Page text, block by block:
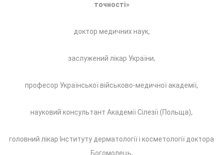
точності»
доктор медичних наук,
заслужений лікар України,
професор Української військово-медичної академії,
науковий консультант Академії Сілезії (Польща),
головний лікар Інституту дерматології і косметології доктора
Богомолець,